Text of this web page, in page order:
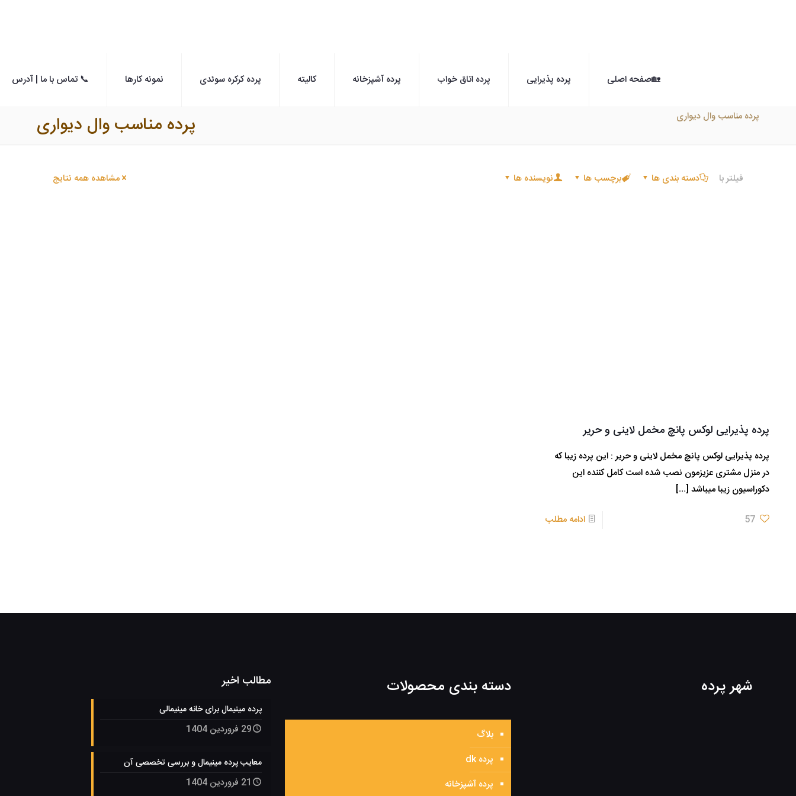
🏡صفحه اصلی پرده پذیرایی پرده اتاق خواب پرده آشپزخانه کالیته پرده کرکره سوئدی نمونه کارها 📞 تماس با ما | آدرس
پرده مناسب وال دیواری پرده مناسب وال دیواری
فیلتر با دسته بندی ها برچسب ها نویسنده ها مشاهده همه نتایج
پرده پذیرایی لوکس پانچ مخمل لاینی و حریر
پرده پذیرایی لوکس پانچ مخمل لاینی و حریر : این پرده زیبا که
در منزل مشتری عزیزمون نصب شده است کامل کننده این
دکوراسیون زیبا میباشد […]
57 ادامه مطلب
شهر پرده دسته بندی محصولات
بلاگ
پرده dk
پرده آشپزخانه
مطالب اخیر
پرده مینیمال برای خانه مینیمالی
29 فروردین 1404
معایب پرده مینیمال و بررسی تخصصی آن
21 فروردین 1404